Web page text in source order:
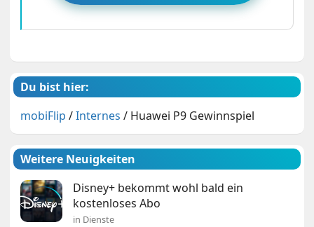
Du bist hier:
mobiFlip /Internes / Huawei P9 Gewinnspiel
Weitere Neuigkeiten
Disney+ bekommt wohl bald ein
kostenloses Abo
in Dienste